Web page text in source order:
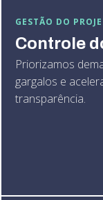
GESTÃO DO
Controle
Priorizamos
gargalos e
transparência.